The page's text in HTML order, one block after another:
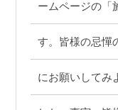
ームページの「
す。皆様の忌憚
にお願いしてみ